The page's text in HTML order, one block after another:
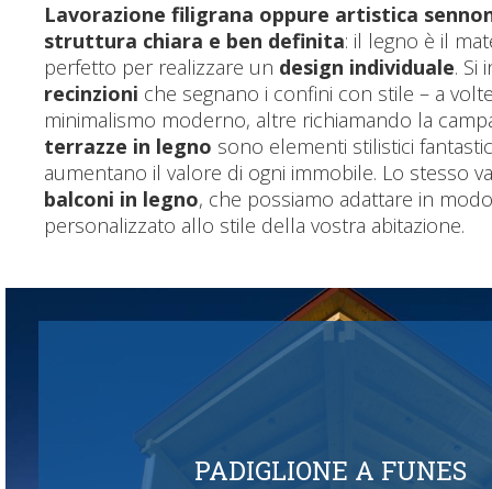
Lavorazione filigrana oppure artistica
struttura chiara e ben definita: il legno è il
perfetto per realizzare un design individuale. Si
recinzioni che segnano i confini con stile – a
minimalismo moderno, altre richiamando la
terrazze in legno sono elementi stilistici
aumentano il valore di ogni immobile. Lo stesso
balconi in legno, che possiamo adattare in modo
personalizzato allo stile della vostra abitazione.
PADIGLIONE A FUNES